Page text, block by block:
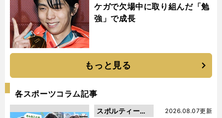
ケガで欠場中に取り組んだ「勉
強」で成長
もっと見る
各スポーツコラム記事
2026.08.07更新
スポルティーバ